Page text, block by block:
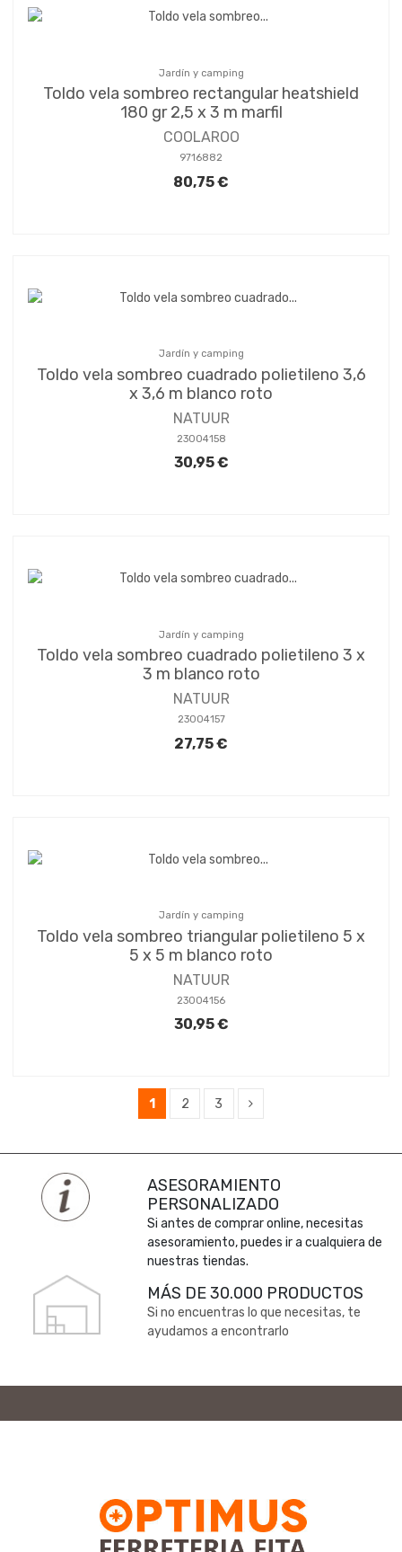
Jardín y camping
Toldo vela sombreo rectangular heatshield
180 gr 2,5 x 3 m marfil
COOLAROO
9716882
80,75 €
Jardín y camping
Toldo vela sombreo cuadrado polietileno 3,6
x 3,6 m blanco roto
NATUUR
23004158
30,95 €
Jardín y camping
Toldo vela sombreo cuadrado polietileno 3 x
3 m blanco roto
NATUUR
23004157
27,75 €
Jardín y camping
Toldo vela sombreo triangular polietileno 5 x
5 x 5 m blanco roto
NATUUR
23004156
30,95 €
1 2 3
ASESORAMIENTO
PERSONALIZADO
Si antes de comprar online, necesitas
asesoramiento, puedes ir a cualquiera de
nuestras tiendas.
MÁS DE 30.000 PRODUCTOS
Si no encuentras lo que necesitas, te
ayudamos a encontrarlo